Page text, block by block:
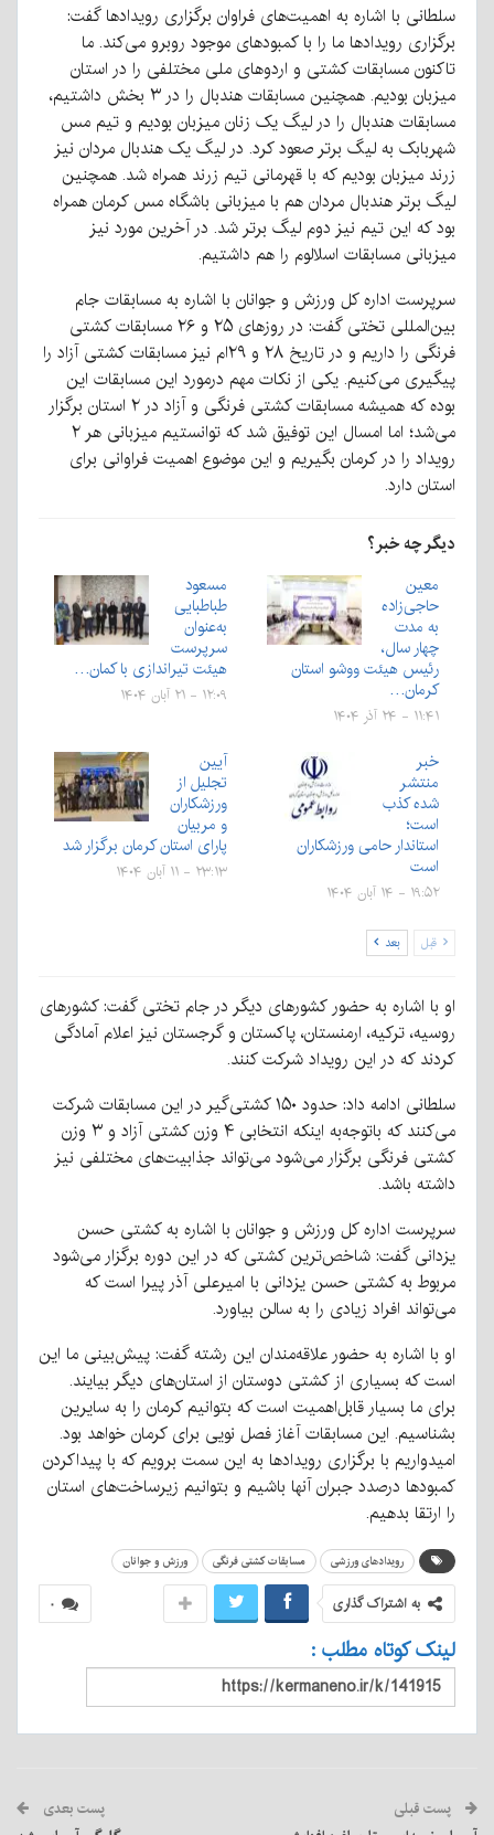
سلطانی با اشاره به اهمیت‌های فراوان برگزاری رویدادها گفت:
برگزاری رویدادها ما را با کمبودهای موجود روبرو می‌کند. ما
تاکنون مسابقات کشتی و اردوهای ملی مختلفی را در استان
میزبان بودیم. همچنین مسابقات هندبال را در ۳ بخش داشتیم،
مسابقات هندبال را در لیگ یک زنان میزبان بودیم و تیم مس
شهربابک به لیگ برتر صعود کرد. در لیگ یک هندبال مردان نیز
زرند میزبان بودیم که با قهرمانی تیم زرند همراه شد. همچنین
لیگ برتر هندبال مردان هم با میزبانی باشگاه مس کرمان همراه
بود که این تیم نیز دوم لیگ برتر شد. در آخرین مورد نیز
میزبانی مسابقات اسلالوم را هم داشتیم.
سرپرست اداره کل ورزش و جوانان با اشاره به مسابقات جام
بین‌المللی تختی گفت: در روزهای ۲۵ و ۲۶ مسابقات کشتی
فرنگی را داریم و در تاریخ ۲۸ و ۲۹ام نیز مسابقات کشتی آزاد را
پیگیری می‌کنیم. یکی از نکات مهم درمورد این مسابقات این
بوده که همیشه مسابقات کشتی فرنگی و آزاد در ۲ استان برگزار
می‌شد؛ اما امسال این توفیق شد که توانستیم میزبانی هر ۲
رویداد را در کرمان بگیریم و این موضوع اهمیت فراوانی برای
استان دارد.
دیگر چه خبر؟
معین
حاجی‌زاده
به مدت
چهار سال،
رئیس هیئت ووشو استان
کرمان…
۱۱:۴۱ - ۲۴ آذر ۱۴۰۴
مسعود
طباطبایی
به‌عنوان
سرپرست
هیئت تیراندازی با کمان…
۱۲:۰۹ - ۲۱ آبان ۱۴۰۴
خبر
منتشر
شده کذب
است؛
استاندار حامی ورزشکاران
است
۱۹:۵۲ - ۱۴ آبان ۱۴۰۴
آیین
تجلیل از
ورزشکاران
و مربیان
پارای استان کرمان برگزار شد
۲۳:۱۳ - ۱۱ آبان ۱۴۰۴
قبل بعد
او با اشاره به حضور کشورهای دیگر در جام تختی گفت: کشورهای
روسیه، ترکیه، ارمنستان، پاکستان و گرجستان نیز اعلام آمادگی
کردند که در این رویداد شرکت کنند.
سلطانی ادامه داد: حدود ۱۵۰ کشتی‌گیر در این مسابقات شرکت
می‌کنند که باتوجه‌به اینکه انتخابی ۴ وزن کشتی آزاد و ۳ وزن
کشتی فرنگی برگزار می‌شود می‌تواند جذابیت‌های مختلفی نیز
داشته باشد.
سرپرست اداره کل ورزش و جوانان با اشاره به کشتی حسن
یزدانی گفت: شاخص‌ترین کشتی که در این دوره برگزار می‌شود
مربوط به کشتی حسن یزدانی با امیرعلی آذر پیرا است که
می‌تواند افراد زیادی را به سالن بیاورد.
او با اشاره به حضور علاقه‌مندان این رشته گفت: پیش‌بینی ما این
است که بسیاری از کشتی دوستان از استان‌های دیگر بیایند.
برای ما بسیار قابل‌اهمیت است که بتوانیم کرمان را به سایرین
بشناسیم. این مسابقات آغاز فصل نویی برای کرمان خواهد بود.
امیدواریم با برگزاری رویدادها به این سمت برویم که با پیداکردن
کمبودها درصدد جبران آنها باشیم و بتوانیم زیرساخت‌های استان
را ارتقا بدهیم.
رویدادهای ورزشی مسابقات کشتی فرنگی ورزش و جوانان
۰ به اشتراک گذاری
لینک کوتاه مطلب :
پست قبلی پست بعدی